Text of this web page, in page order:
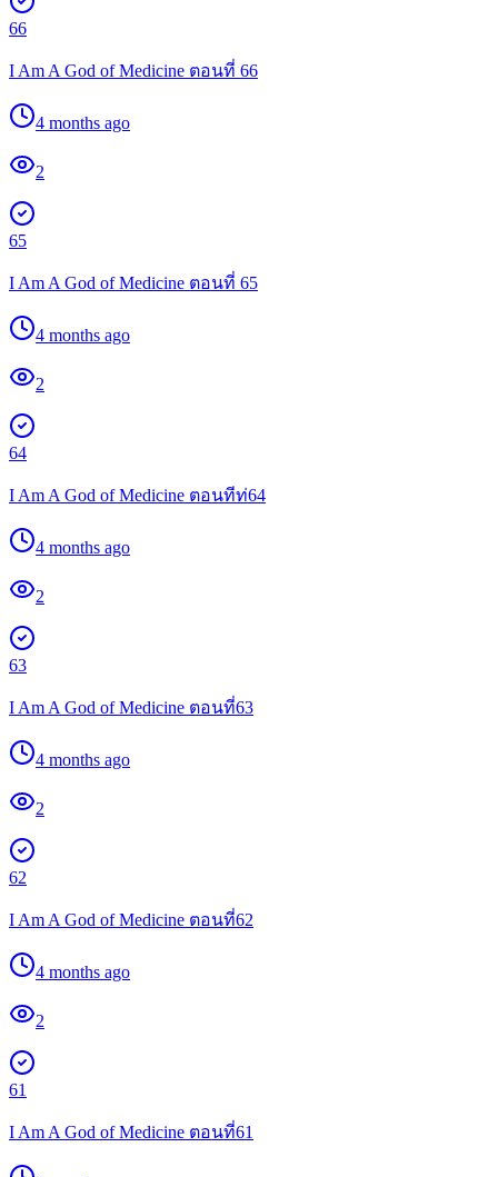
66
I Am A God of Medicine ตอนที่ 66
4 months ago
2
65
I Am A God of Medicine ตอนที่ 65
4 months ago
2
64
I Am A God of Medicine ตอนทีท่64
4 months ago
2
63
I Am A God of Medicine ตอนที่63
4 months ago
2
62
I Am A God of Medicine ตอนที่62
4 months ago
2
61
I Am A God of Medicine ตอนที่61